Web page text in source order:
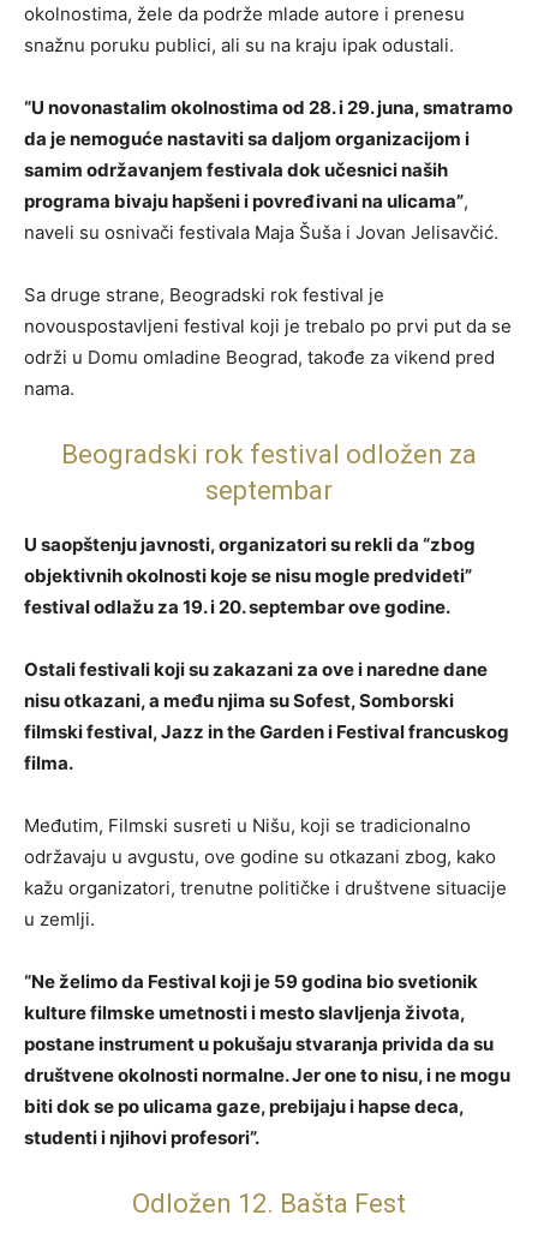
okolnostima, žele da podrže mlade autore i prenesu
snažnu poruku publici, ali su na kraju ipak odustali.
“U novonastalim okolnostima od 28. i 29. juna, smatramo
da je nemoguće nastaviti sa daljom organizacijom i
samim održavanjem festivala dok učesnici naših
programa bivaju hapšeni i povređivani na ulicama”,
naveli su osnivači festivala Maja Šuša i Jovan Jelisavčić.
Sa druge strane, Beogradski rok festival je
novouspostavljeni festival koji je trebalo po prvi put da se
održi u Domu omladine Beograd, takođe za vikend pred
nama.
Beogradski rok festival odložen za
septembar
U saopštenju javnosti, organizatori su rekli da “zbog
objektivnih okolnosti koje se nisu mogle predvideti”
festival odlažu za 19. i 20. septembar ove godine.
Ostali festivali koji su zakazani za ove i naredne dane
nisu otkazani, a među njima su Sofest, Somborski
filmski festival, Jazz in the Garden i Festival francuskog
filma.
Međutim, Filmski susreti u Nišu, koji se tradicionalno
održavaju u avgustu, ove godine su otkazani zbog, kako
kažu organizatori, trenutne političke i društvene situacije
u zemlji.
“Ne želimo da Festival koji je 59 godina bio svetionik
kulture filmske umetnosti i mesto slavljenja života,
postane instrument u pokušaju stvaranja privida da su
društvene okolnosti normalne. Jer one to nisu, i ne mogu
biti dok se po ulicama gaze, prebijaju i hapse deca,
studenti i njihovi profesori”.
Odložen 12. Bašta Fest